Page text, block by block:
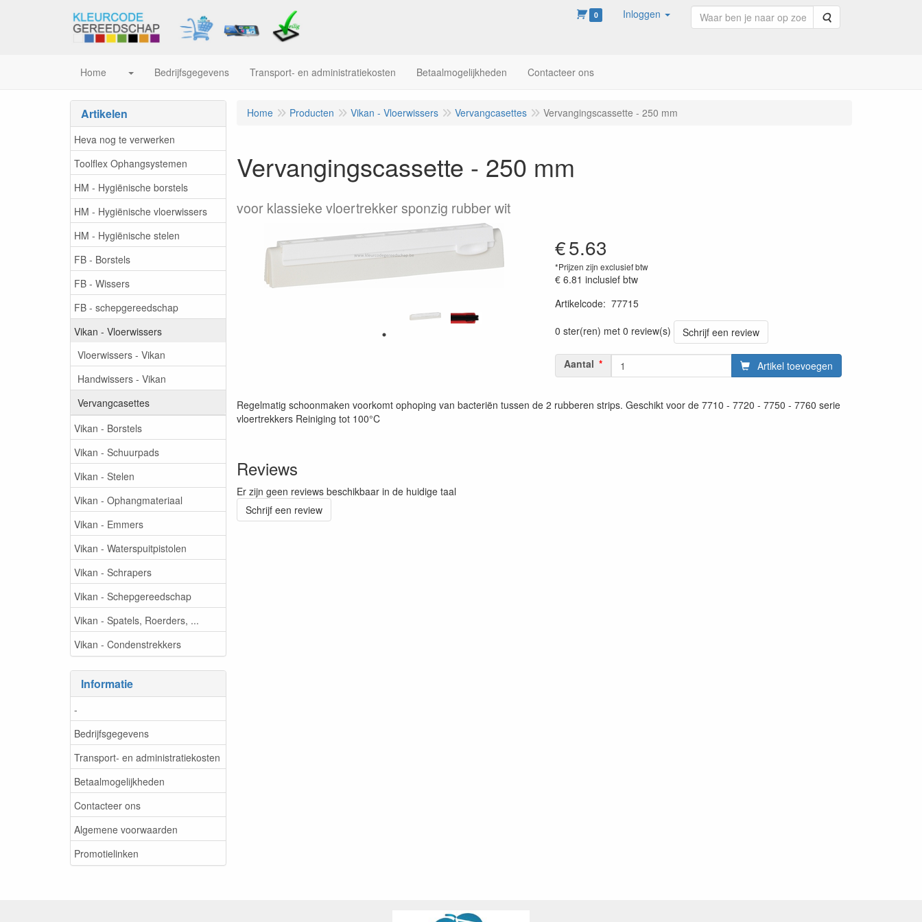
0 Inloggen Zoeken
Home Bedrijfsgegevens Transport- en administratiekosten Betaalmogelijkheden Contacteer ons
Artikelen
Heva nog te verwerken
Toolflex Ophangsystemen
HM - Hygiënische borstels
HM - Hygiënische vloerwissers
HM - Hygiënische stelen
FB - Borstels
FB - Wissers
FB - schepgereedschap
Vikan - Vloerwissers
Vloerwissers - Vikan
Handwissers - Vikan
Vervangcasettes
Vikan - Borstels
Vikan - Schuurpads
Vikan - Stelen
Vikan - Ophangmateriaal
Vikan - Emmers
Vikan - Waterspuitpistolen
Vikan - Schrapers
Vikan - Schepgereedschap
Vikan - Spatels, Roerders, ...
Vikan - Condenstrekkers
Informatie
-
Bedrijfsgegevens
Transport- en administratiekosten
Betaalmogelijkheden
Contacteer ons
Algemene voorwaarden
Promotielinken
Home Producten Vikan - Vloerwissers Vervangcasettes Vervangingscassette - 250 mm
Vervangingscassette - 250 mm
voor klassieke vloertrekker sponzig rubber wit
€5.63
*Prijzen zijn exclusief btw
€ 6.81 inclusief btw
Artikelcode: 77715
0 ster(ren) met 0 review(s)
Schrijf een review
Aantal Artikel toevoegen
Regelmatig schoonmaken voorkomt ophoping van bacteriën tussen de 2 rubberen strips. Geschikt voor de 7710 - 7720 - 7750 - 7760 serie
vloertrekkers Reiniging tot 100°C
Reviews
Er zijn geen reviews beschikbaar in de huidige taal
Schrijf een review